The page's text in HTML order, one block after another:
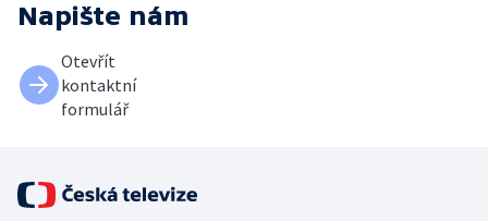
Napište nám
Otevřít
kontaktní
formulář